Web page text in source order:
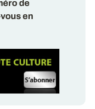
de
en